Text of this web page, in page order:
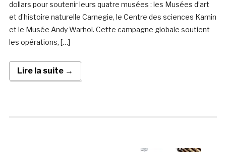
dollars pour soutenir leurs quatre musées : les Musées d’art
et d’histoire naturelle Carnegie, le Centre des sciences Kamin
et le Musée Andy Warhol. Cette campagne globale soutient
les opérations, […]
Lire la suite →